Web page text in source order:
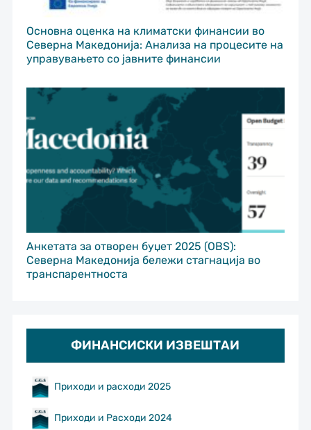
Основна оценка на климатски финансии во
Северна Македонија: Анализа на процесите на
управувањето со јавните финансии
Анкетата за отворен буџет 2025 (OBS):
Северна Македонија бележи стагнација во
транспарентноста
ФИНАНСИСКИ ИЗВЕШТАИ
Приходи и расходи 2025
Приходи и Расходи 2024